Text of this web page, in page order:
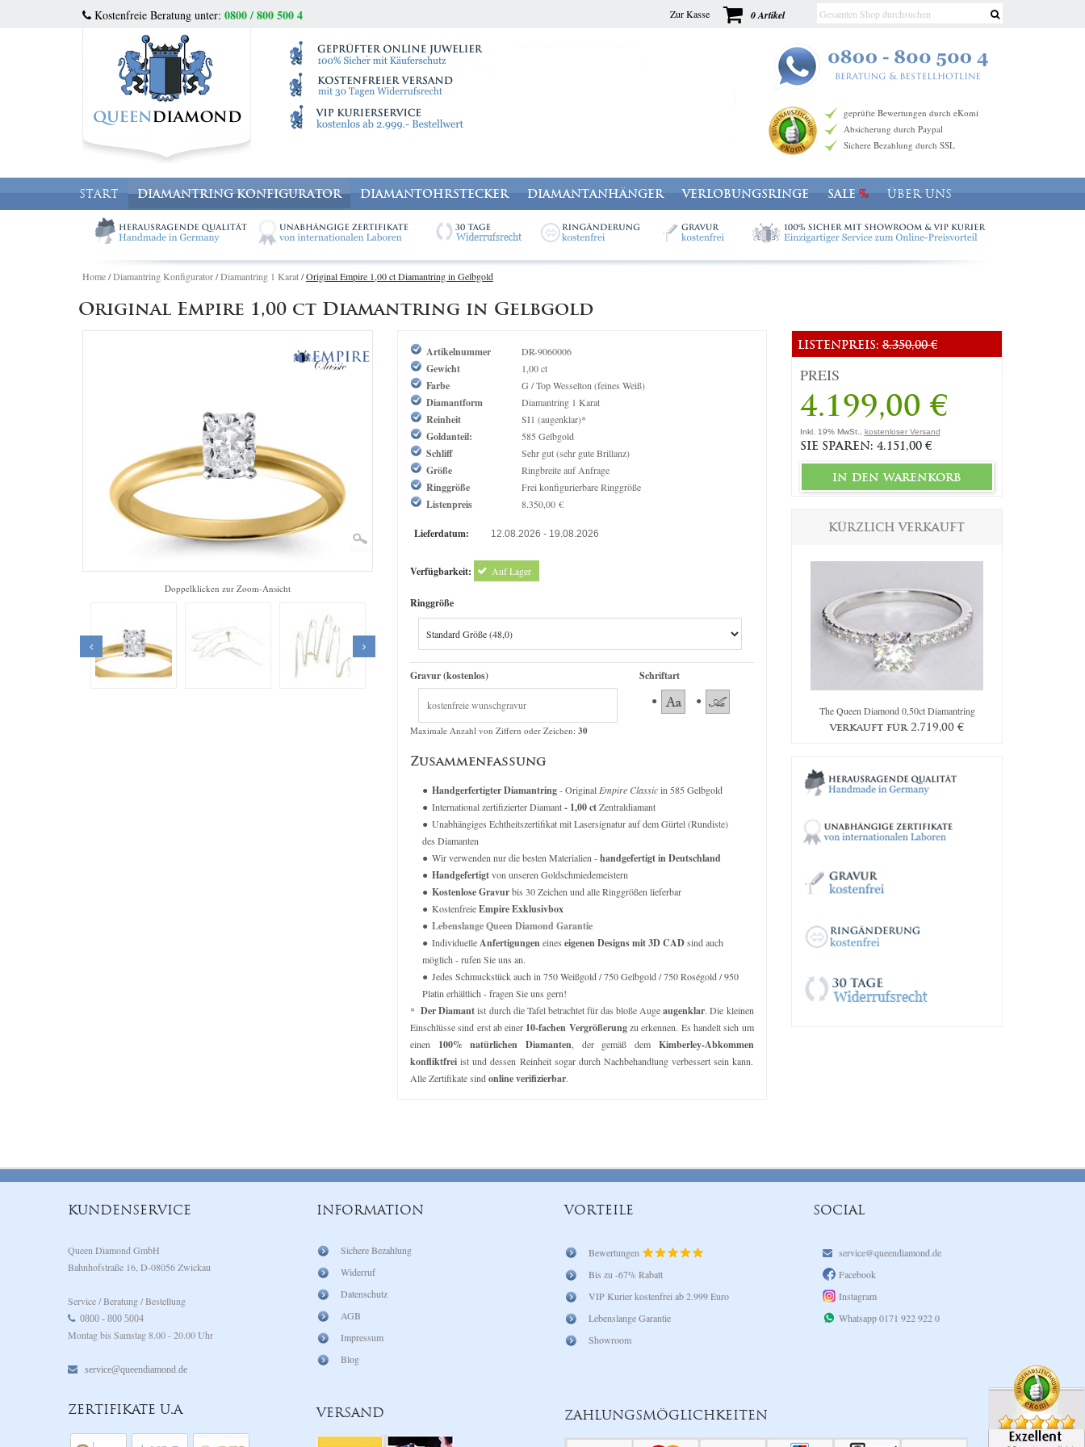
Kostenfreie Beratung unter: 0800 / 800 500 4 0 Artikel
Zur Kasse
geprüfte Bewertungen durch eKomi
Absicherung durch Paypal
Sichere Bezahlung durch SSL
START DIAMANTRING KONFIGURATOR DIAMANTOHRSTECKER DIAMANTANHÄNGER VERLOBUNGSRINGE SALE ÜBER UNS
Home/Diamantring Konfigurator/Diamantring 1 Karat/Original Empire 1,00 ct Diamantring in Gelbgold
Original Empire 1,00 ct Diamantring in Gelbgold
Zoom
Doppelklicken zur Zoom-Ansicht
Artikelnummer DR-9060006
Gewicht 1,00 ct
Farbe G / Top Wesselton (feines Weiß)
Diamantform Diamantring 1 Karat
Reinheit SI1 (augenklar)*
Goldanteil: 585 Gelbgold
Schliff Sehr gut (sehr gute Brillanz)
Größe Ringbreite auf Anfrage
Ringgröße Frei konfigurierbare Ringgröße
Listenpreis 8.350,00 €
Lieferdatum: 12.08.2026 - 19.08.2026
Verfügbarkeit: Auf Lager
Ringgröße
Gravur (kostenlos)
Maximale Anzahl von Ziffern oder Zeichen: 30
Schriftart
Zusammenfassung
Handgerfertigter Diamantring- Original Empire Classicin 585 Gelbgold
International zertifizierter Diamant- 1,00 ctZentraldiamant
Unabhängiges Echtheitszertifikat mit Lasersignatur auf dem Gürtel (Rundiste)
des Diamanten
Wir verwenden nur die besten Materialien -handgefertigt in Deutschland
Handgefertigtvon unseren Goldschmiedemeistern
Kostenlose Gravurbis 30 Zeichen und alle Ringgrößen lieferbar
KostenfreieEmpire Exklusivbox
Lebenslange Queen Diamond Garantie
IndividuelleAnfertigungeneines eigenen Designs mit 3D CADsind auch
möglich - rufen Sie uns an.
Jedes Schmuckstück auch in 750 Weißgold / 750 Gelbgold / 750 Roségold / 950
Platin erhältlich - fragen Sie uns gern!
*Der Diamantist durch die Tafel betrachtet für das bloße Augeaugenklar. Die kleinen
Einschlüsse sind erst ab einer 10-fachen Vergrößerungzu erkennen. Es handelt sich um
einen 100% natürlichen Diamanten , der gemäß dem Kimberley-Abkommen
konfliktfrei ist und dessen Reinheit sogar durch Nachbehandlung verbessert sein kann.
Alle Zertifikate sindonline verifizierbar.
LISTENPREIS:8.350,00 €
PREIS
4.199,00 €
Inkl. 19% MwSt., kostenloser Versand
SIE SPAREN: 4.151,00 €
in den warenkorb
KÜRZLICH VERKAUFT
Original Empire 0,20 ct Diamantring
verkauft für609,00€
The Queen Diamond 0,70 ct Diamantring The Queen Diamond 0,50ct Diamantring
verkauft für 2.719,00 €
KUNDENSERVICE
Queen Diamond GmbH
Bahnhofstraße 16, D-08056 Zwickau
Service / Beratung / Bestellung
0800 - 800 5004
Montag bis Samstag 8.00 - 20.00 Uhr
service@queendiamond.de
ZERTIFIKATE U.A
INFORMATION
Sichere Bezahlung
Widerruf
Datenschutz
AGB
Impressum
Blog
VERSAND
VORTEILE
Bewertungen
Bis zu -67% Rabatt
VIP Kurier kostenfrei ab 2.999 Euro
Lebenslange Garantie
Showroom
ZAHLUNGSMÖGLICHKEITEN
SOCIAL
service@queendiamond.de
Facebook
Instagram
Whatsapp 0171 922 922 0